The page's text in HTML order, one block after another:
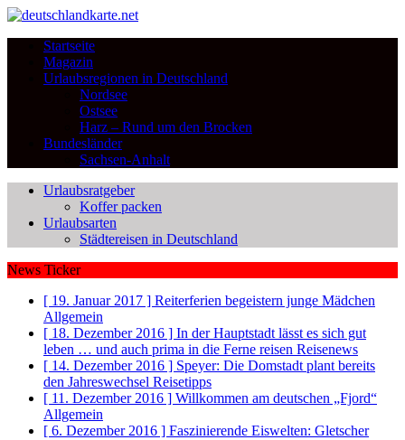
Startseite
Magazin
Urlaubsregionen in Deutschland
Nordsee
Ostsee
Harz – Rund um den Brocken
Bundesländer
Sachsen-Anhalt
Urlaubsratgeber
Koffer packen
Urlaubsarten
Städtereisen in Deutschland
News Ticker
[ 19. Januar 2017 ] Reiterferien begeistern junge Mädchen
Allgemein
[ 18. Dezember 2016 ] In der Hauptstadt lässt es sich gut
leben … und auch prima in die Ferne reisen Reisenews
[ 14. Dezember 2016 ] Speyer: Die Domstadt plant bereits
den Jahreswechsel Reisetipps
[ 11. Dezember 2016 ] Willkommen am deutschen „Fjord“
Allgemein
[ 6. Dezember 2016 ] Faszinierende Eiswelten: Gletscher